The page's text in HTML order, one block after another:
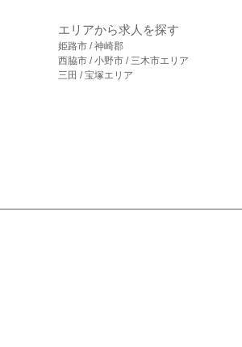
エリアから求人を探す
姫路市 / 神崎郡
西脇市 / 小野市 / 三木市エリア
三田 / 宝塚エリア